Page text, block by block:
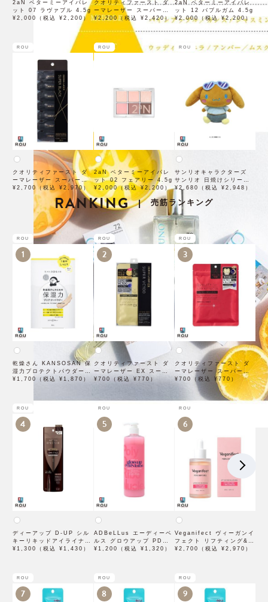
2aN ベターミーアイパレ
ット 07 ラヴァブル 4.5g
¥2,000（税込 ¥2,200）
クオリティファースト ダ
ーマレーザー スーパーブ
ラックVC100クリーム
¥2,200（税込 ¥2,420）
2aN ベターミーアイパレ
ット 12 バブルガム 4.5g
¥2,000（税込 ¥2,200）
ROU
クオリティファースト ダ
ーマレーザー スーパーブ
ラックVC1ショット 28個
¥2,700（税込 ¥2,970）
ROU
2aN ベターミーアイパレ
ット 02 フェアリー 4.5g
¥2,000（税込 ¥2,200）
ROU
サンリオキャラクターズ
サンリオ 日焼けシリーズ
ぬいぐるみ シナモロール
¥2,680（税込 ¥2,948）
RANKING | 売筋ランキング
ROU
1
乾燥さん KANSOSAN 保
湿力プロテクトパウダー
10g【BCLカンパニー】
¥1,700（税込 ¥1,870）
ROU
2
クオリティファースト ダ
ーマレーザー EX スーパ
ー VC100 マスク 1枚入
¥700（税込 ¥770）
ROU
3
クオリティファースト ダ
ーマレーザー スーパーレ
チノール100マスク 7枚入
¥700（税込 ¥770）
ROU
4
ディーアップ D-UP シル
キーリキッドアイライナー
WP ブラウンブラック
¥1,300（税込 ¥1,430）
ROU
5
ADBeLLus エーディーベ
ルス グロウアップ PDRN
ローション 500mL
¥1,200（税込 ¥1,320）
ROU
6
Veganifect ヴィーガンイ
フェクト リフティング&バ
ランシング フィグチェス
¥2,700（税込 ¥2,970）
ROU
7
ROU
8
ROU
9